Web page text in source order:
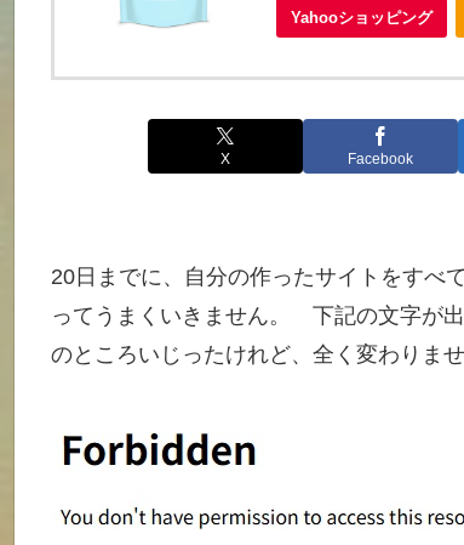
Yahooショッピング
X Facebook
20日までに、自分の作ったサイトをすべ
ってうまくいきません。 下記の文字が
のところいじったけれど、全く変わりませ